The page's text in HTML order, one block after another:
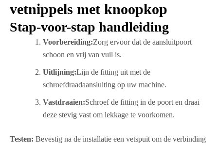
vetnippels met knoopkop
Stap-voor-stap handleiding
Voorbereiding:Zorg ervoor dat de aansluitpoort
schoon en vrij van vuil is.
Uitlijning:Lijn de fitting uit met de
schroefdraadaansluiting op uw machine.
Vastdraaien:Schroef de fitting in de poort en draai
deze stevig vast om lekkage te voorkomen.
Testen: Bevestig na de installatie een vetspuit om de verbinding